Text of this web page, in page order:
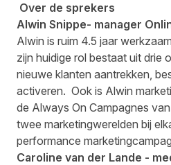
Over de sprekers
Alwin Snippe- manager
Alwin is ruim 4.5 jaar
zijn huidige rol bestaat uit drie
nieuwe klanten aantrekken,
activeren. Ook is Alwin
de Always On Campagnes
twee marketingwerelden bij
performance
Caroline van der Lande -